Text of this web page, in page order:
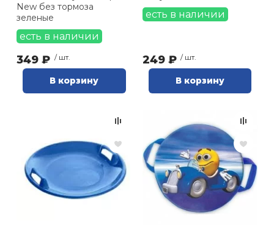
New без тормоза
зеленые
есть в наличии
349 ₽ / шт.
В корзину
есть в наличии
249 ₽ / шт.
В корзину